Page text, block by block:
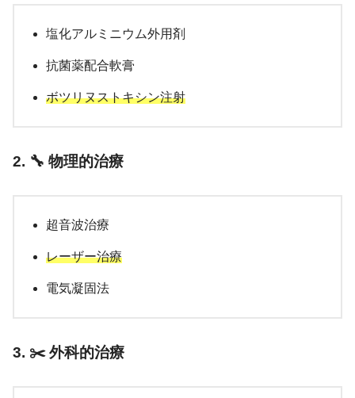
塩化アルミニウム外用剤
抗菌薬配合軟膏
ボツリヌストキシン注射
2. 🔧 物理的治療
超音波治療
レーザー治療
電気凝固法
3. ✂️ 外科的治療